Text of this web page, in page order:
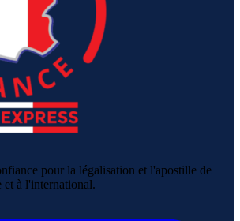
pour la légalisation et l'apostille de
et à l'international.